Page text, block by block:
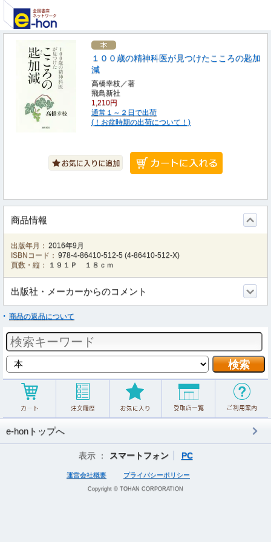
１００歳の精神科医が見つけたこころの匙加
減
高橋幸枝／著
飛鳥新社
1,210円
通常１～２日で出荷
(！お盆時期の出荷について！)
商品情報
出版年月： 2016年9月
ISBNコード： 978-4-86410-512-5 (4-86410-512-X)
頁数・縦：
１９１Ｐ １８ｃｍ
出版社・メーカーからのコメント
商品の返品について
e-honトップへ
表示 ： スマートフォン PC
運営会社概要 プライバシーポリシー
Copyright © TOHAN CORPORATION